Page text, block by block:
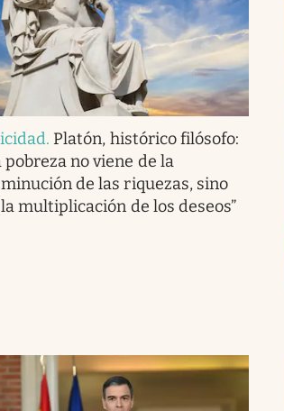
. Platón, histórico filósofo:
pobreza no viene de la
de las riquezas, sino
multiplicación de los deseos”